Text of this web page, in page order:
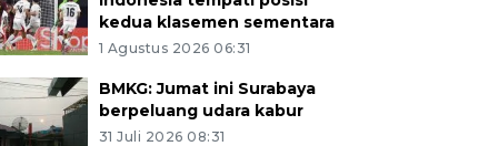
kedua klasemen sementara
1 Agustus 2026 06:31
BMKG: Jumat ini Surabaya
berpeluang udara kabur
31 Juli 2026 08:31